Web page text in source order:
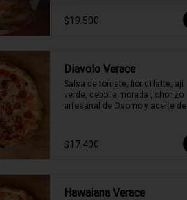
$19.500
Diavolo Verace
Salsa de tomate, fior di latte, ají
verde, cebolla morada , chorizo
artesanal de Osorno y aceite de
$17.400
Hawaiana Verace